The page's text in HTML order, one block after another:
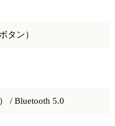
タン）
/ Bluetooth 5.0